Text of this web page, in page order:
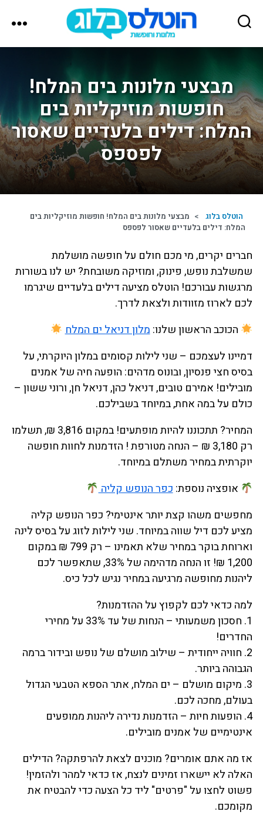
הוטלס
מבצעי מלונות בים המלח!
חופשות מוזיקליות בים
המלח: דילים בלעדיים שאסור
לפספס
הוטלס בלוג > מבצעי מלונות בים המלח! חופשות מוזיקליות בים
המלח: דילים בלעדיים שאסור לפספס
חברים יקרים, מי מכם חולם על חופשה מושלמת
שמשלבת נופש, פינוק, ומוזיקה משובחת? יש לנו בשורות
מרגשות עבורכם! הוטלס מציעה דילים בלעדיים שיגרמו
לכם לארוז מזוודות ולצאת לדרך.
הכוכב הראשון שלנו:מלון דניאל ים המלח
דמיינו לעצמכם – שני לילות קסומים במלון היוקרתי, על
בסיס חצי פנסיון, ובונוס מדהים: הופעה חיה של אמנים
מובילים! אמירם טובים, דניאל כהן, דניאל חן, ורוני ששון –
כולם על במה אחת, במיוחד בשבילכם.
המחיר? תתכוננו להיות מופתעים! במקום 3,816 ₪, תשלמו
רק 3,180 ₪ – הנחה מטורפת ! הזדמנות לחוות חופשה
יוקרתית במחיר משתלם במיוחד.
אופציה נוספת:כפר הנופש קליה
מחפשים משהו קצת יותר אינטימי? כפר הנופש קליה
מציע לכם דיל שווה במיוחד. שני לילות לזוג על בסיס לינה
וארוחת בוקר במחיר שלא תאמינו – רק 799 ₪ במקום
1,200 ₪! זו הנחה מדהימה של 33%, שתאפשר לכם
ליהנות מחופשה מרגיעה במחיר נגיש לכל כיס.
למה כדאי לכם לקפוץ על ההזדמנות?
1. חסכון משמעותי – הנחות של עד 33% על מחירי
החדרים!
2. חוויה ייחודית – שילוב מושלם של נופש ובידור ברמה
הגבוהה ביותר.
3. מיקום מושלם – ים המלח, אתר הספא הטבעי הגדול
בעולם, מחכה לכם.
4. הופעות חיות – הזדמנות נדירה ליהנות ממופעים
אינטימיים של אמנים מובילים.
אז מה אתם אומרים? מוכנים לצאת להרפתקה? הדילים
האלה לא יישארו זמינים לנצח, אז כדאי למהר ולהזמין!
פשוט לחצו על "פרטים" ליד כל הצעה כדי להבטיח את
מקומכם.